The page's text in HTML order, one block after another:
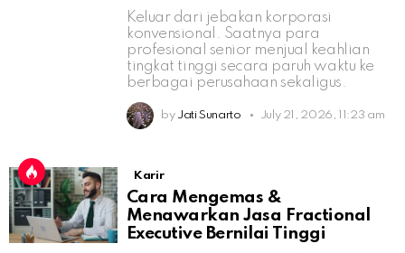
Keluar dari jebakan korporasi
konvensional. Saatnya para
profesional senior menjual keahlian
tingkat tinggi secara paruh waktu ke
berbagai perusahaan sekaligus.
by Jati Sunarto July 21, 2026, 11:23 am
Karir
Cara Mengemas &
Menawarkan Jasa Fractional
Executive Bernilai Tinggi